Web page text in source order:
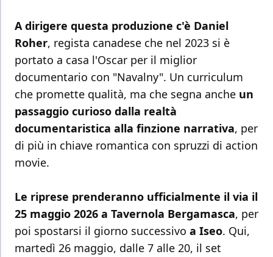
A dirigere questa produzione c'è Daniel
Roher, regista canadese che nel 2023 si è
portato a casa l'Oscar per il miglior
documentario con "Navalny". Un curriculum
che promette qualità, ma che segna anche un
passaggio curioso dalla realtà
documentaristica alla finzione narrativa, per
di più in chiave romantica con spruzzi di action
movie.
Le riprese prenderanno ufficialmente il via il
25 maggio 2026 a Tavernola Bergamasca, per
poi spostarsi il giorno successivo a Iseo. Qui,
martedì 26 maggio, dalle 7 alle 20, il set